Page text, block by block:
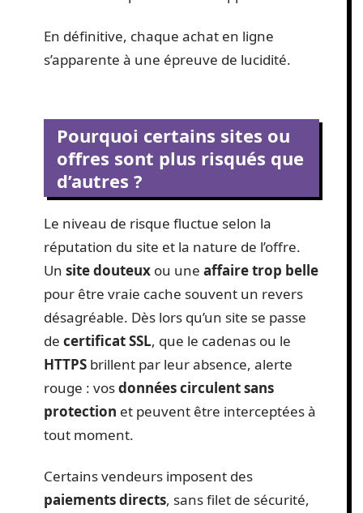
En définitive, chaque achat en ligne
s’apparente à une épreuve de lucidité.
Pourquoi certains sites ou
offres sont plus risqués que
d’autres ?
Le niveau de risque fluctue selon la
réputation du site et la nature de l’offre.
Un site douteux ou une affaire trop belle
pour être vraie cache souvent un revers
désagréable. Dès lors qu’un site se passe
de certificat SSL, que le cadenas ou le
HTTPS brillent par leur absence, alerte
rouge : vosdonnées circulent sans
protection et peuvent être interceptées à
tout moment.
Certains vendeurs imposent des
paiements directs, sans filet de sécurité,